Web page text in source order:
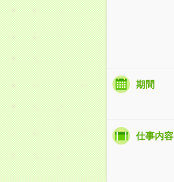
期間
仕事内容